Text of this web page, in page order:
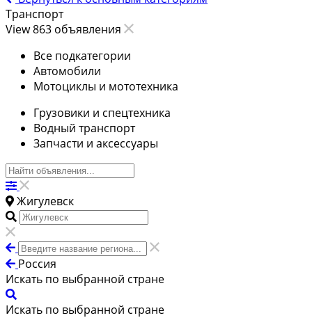
Транспорт
View 863 объявления
Все подкатегории
Автомобили
Мотоциклы и мототехника
Грузовики и спецтехника
Водный транспорт
Запчасти и аксессуары
Жигулевск
Россия
Искать по выбранной стране
Искать по выбранной стране